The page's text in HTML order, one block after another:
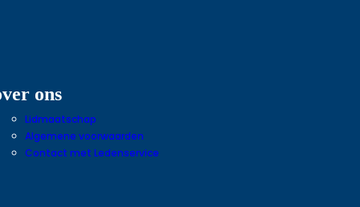
ons
Lidmaatschap
Algemene voorwaarden
Contact met Ledenservice